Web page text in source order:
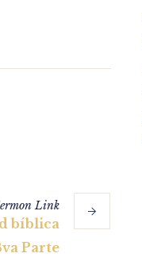
Link
bíblica
Parte